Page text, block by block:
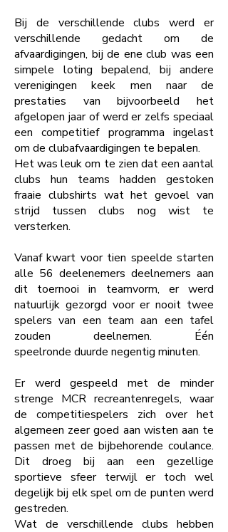
Bij de verschillende clubs werd er
verschillende gedacht om de
afvaardigingen, bij de ene club was een
simpele loting bepalend, bij andere
verenigingen keek men naar de
prestaties van bijvoorbeeld het
afgelopen jaar of werd er zelfs speciaal
een competitief programma ingelast
om de clubafvaardigingen te bepalen.
Het was leuk om te zien dat een aantal
clubs hun teams hadden gestoken
fraaie clubshirts wat het gevoel van
strijd tussen clubs nog wist te
versterken.
Vanaf kwart voor tien speelde starten
alle 56 deelenemers deelnemers aan
dit toernooi in teamvorm, er werd
natuurlijk gezorgd voor er nooit twee
spelers van een team aan een tafel
zouden deelnemen. Één
speelronde duurde negentig minuten.
Er werd gespeeld met de minder
strenge MCR recreantenregels, waar
de competitiespelers zich over het
algemeen zeer goed aan wisten aan te
passen met de bijbehorende coulance.
Dit droeg bij aan een gezellige
sportieve sfeer terwijl er toch wel
degelijk bij elk spel om de punten werd
gestreden.
Wat de verschillende clubs hebben